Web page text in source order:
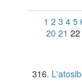
1 2 3 4 5
20 21 22